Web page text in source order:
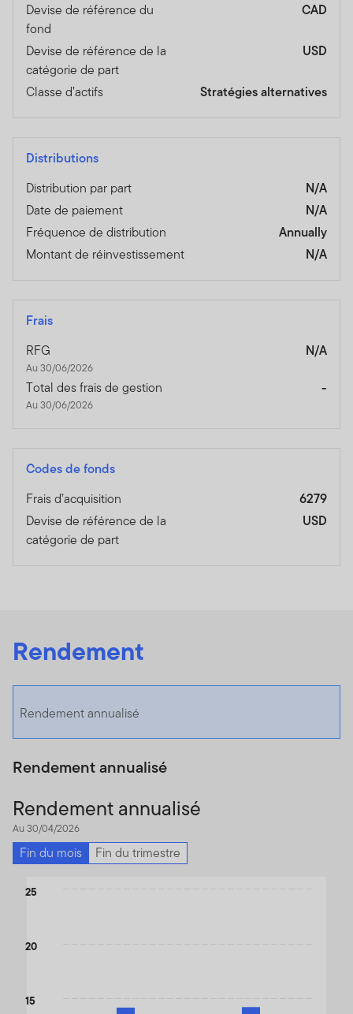
Devise de référence du
fond
CAD
Devise de référence de la
catégorie de part
USD
Classe d’actifs Stratégies alternatives
Distributions
Distribution par part
N/A
Date de paiement
N/A
Fréquence de distribution
Annually
Montant de réinvestissement
N/A
Frais
RFG
Au 30/06/2026
N/A
Total des frais de gestion
Au 30/06/2026
-
Codes de fonds
Frais d’acquisition
6279
Devise de référence de la
catégorie de part
USD
Rendement
Rendement annualisé
Rendement annualisé
Rendement annualisé
Au 30/04/2026
Fin du mois
Fin du trimestre
Chart
The chart has 1 Y axis displaying values. Data ranges from
15
20
25